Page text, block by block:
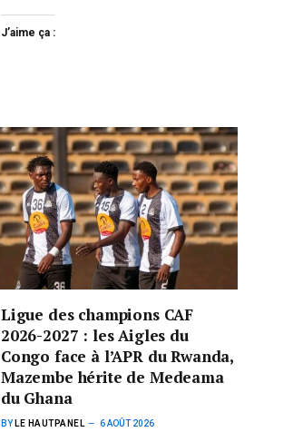
J’aime ça :
Ligue des champions CAF
2026-2027 : les Aigles du
Congo face à l’APR du Rwanda,
Mazembe hérite de Medeama
du Ghana
BY LE HAUTPANEL 6 AOÛT 2026